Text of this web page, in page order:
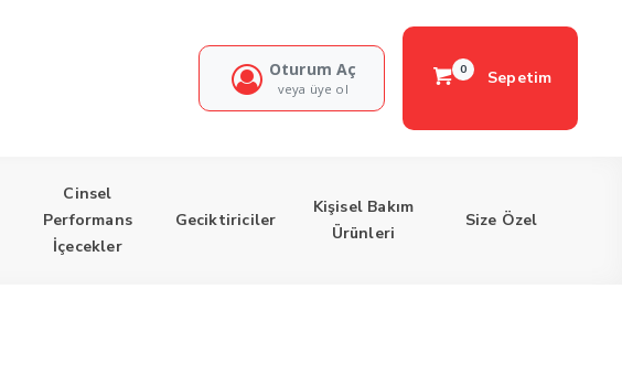
Oturum Aç
veya üye ol
0 Sepetim
Cinsel
Performans
İçecekler
Geciktiriciler
Kişisel Bakım
Ürünleri
Size Özel